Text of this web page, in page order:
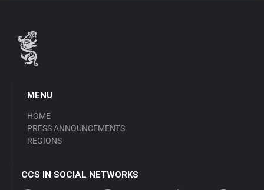
MENU
HOME
PRESS ANNOUNCEMENTS
REGIONS
CCS IN SOCIAL NETWORKS